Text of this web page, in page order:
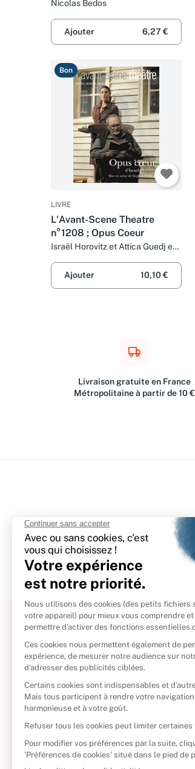
Nicolas Bedos
Ajouter 6,27 €
Bon
LIVRE
L'Avant-Scene Theatre
n°1208 ; Opus Coeur
Israël Horovitz et Attica Guedj et
Ajouter
10,10 €
Livraison gratuite en France
Métropolitaine à partir de 10 €
À propos
Politique de retour
Reprendre vos livres
Qui sommes-nous ?
CD d'occasion